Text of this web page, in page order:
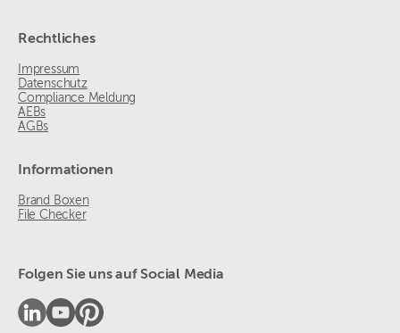
Rechtliches
Impressum
Datenschutz
Compliance Meldung
AEBs
AGBs
Informationen
Brand Boxen
File Checker
Folgen Sie uns auf Social Media